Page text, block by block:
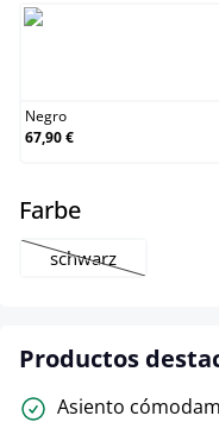
Negro
67,90 €
Farbeselect
schwarz
(Esta opción no
Productos
Asiento